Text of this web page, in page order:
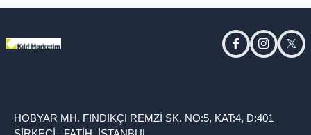
facebookinstagram
HOBYAR MH. FINDIKÇI REMZİ SK. NO:5, KAT:4, D:401